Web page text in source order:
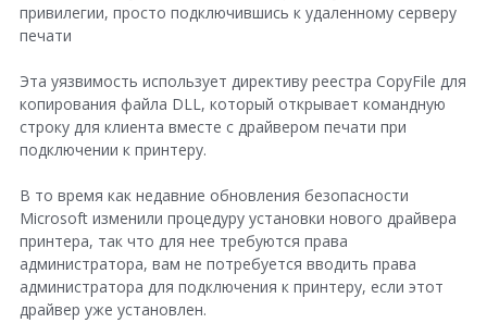
привилегии, просто подключившись к удаленному серверу
печати
Эта уязвимость использует директиву реестра CopyFile для
копирования файла DLL, который открывает командную
строку для клиента вместе с драйвером печати при
подключении к принтеру.
В то время как недавние обновления безопасности
Microsoft изменили процедуру установки нового драйвера
принтера, так что для нее требуются права
администратора, вам не потребуется вводить права
администратора для подключения к принтеру, если этот
драйвер уже установлен.